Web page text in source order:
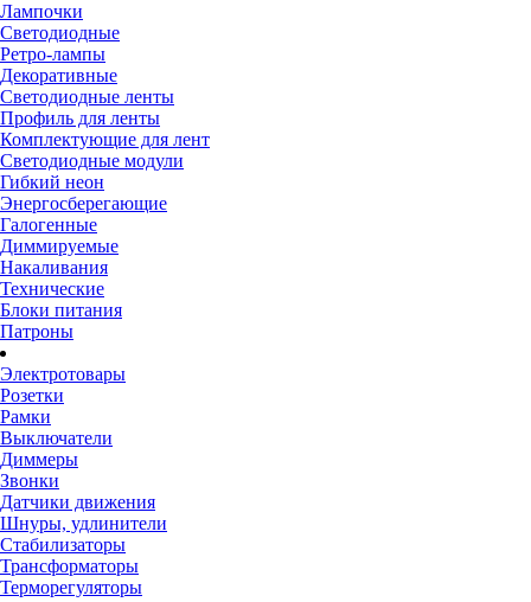
Лампочки
Светодиодные
Ретро-лампы
Декоративные
Светодиодные ленты
Профиль для ленты
Комплектующие для лент
Светодиодные модули
Гибкий неон
Энергосберегающие
Галогенные
Диммируемые
Накаливания
Технические
Блоки питания
Патроны
Электротовары
Розетки
Рамки
Выключатели
Диммеры
Звонки
Датчики движения
Шнуры, удлинители
Стабилизаторы
Трансформаторы
Терморегуляторы